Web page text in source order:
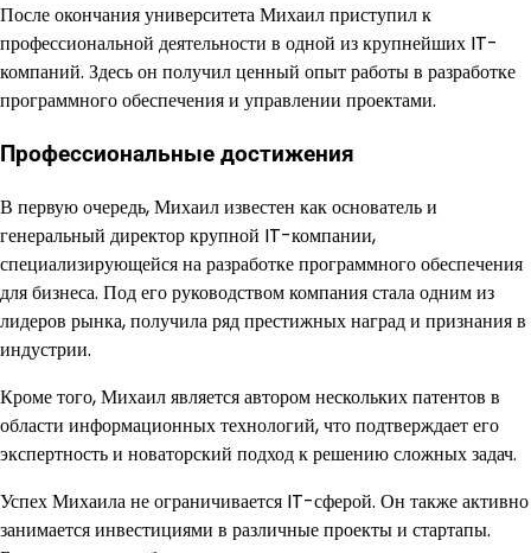
После окончания университета Михаил приступил к
профессиональной деятельности в одной из крупнейших IT-
компаний. Здесь он получил ценный опыт работы в разработке
программного обеспечения и управлении проектами.
Профессиональные достижения
В первую очередь, Михаил известен как основатель и
генеральный директор крупной IT-компании,
специализирующейся на разработке программного обеспечения
для бизнеса. Под его руководством компания стала одним из
лидеров рынка, получила ряд престижных наград и признания в
индустрии.
Кроме того, Михаил является автором нескольких патентов в
области информационных технологий, что подтверждает его
экспертность и новаторский подход к решению сложных задач.
Успех Михаила не ограничивается IT-сферой. Он также активно
занимается инвестициями в различные проекты и стартапы.